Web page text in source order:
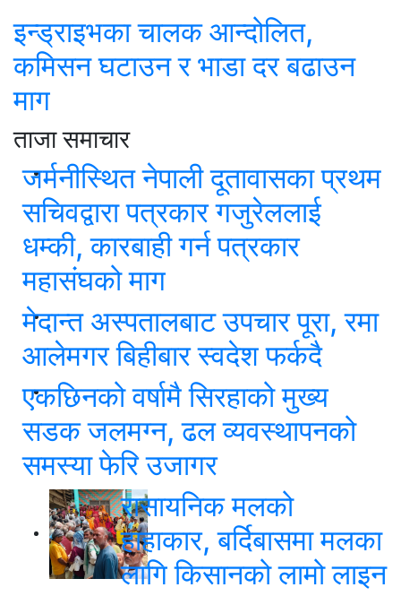
इन्ड्राइभका चालक आन्दोलित,
कमिसन घटाउन र भाडा दर बढाउन
माग
ताजा समाचार
जर्मनीस्थित नेपाली दूतावासका प्रथम
सचिवद्वारा पत्रकार गजुरेललाई
धम्की, कारबाही गर्न पत्रकार
महासंघको माग
मेदान्त अस्पतालबाट उपचार पूरा, रमा
आलेमगर बिहीबार स्वदेश फर्कदै
एकछिनको वर्षामै सिरहाको मुख्य
सडक जलमग्न, ढल व्यवस्थापनको
समस्या फेरि उजागर
रासायनिक मलको
हाहाकार, बर्दिबासमा मलका
लागि किसानको लामो लाइन